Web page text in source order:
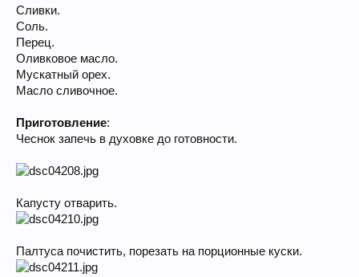
Сливки.
Соль.
Перец.
Оливковое масло.
Мускатный орех.
Масло сливочное.
Приготовление:
Чеснок запечь в духовке до готовности.
Капусту отварить.
Палтуса почистить, порезать на порционные куски.